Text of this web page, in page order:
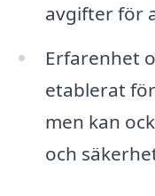
avgifter för
Erfarenhet
etablerat
men kan
och